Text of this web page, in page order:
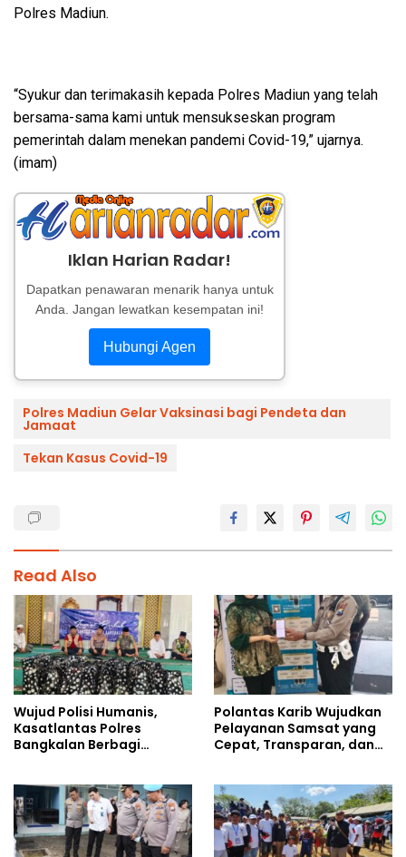
Polres Madiun.
“Syukur dan terimakasih kepada Polres Madiun yang telah
bersama-sama kami untuk mensukseskan program
pemerintah dalam menekan pandemi Covid-19,” ujarnya.
(imam)
Iklan Harian Radar!
Dapatkan penawaran menarik hanya untuk
Anda. Jangan lewatkan kesempatan ini!
Hubungi Agen
Polres Madiun Gelar Vaksinasi bagi Pendeta dan
Jamaat
Tekan Kasus Covid-19
Read Also
Wujud Polisi Humanis,
Kasatlantas Polres
Bangkalan Berbagi
Ahmad Ibrahim
Polantas Karib Wujudkan
Pelayanan Samsat yang
Cepat, Transparan, dan